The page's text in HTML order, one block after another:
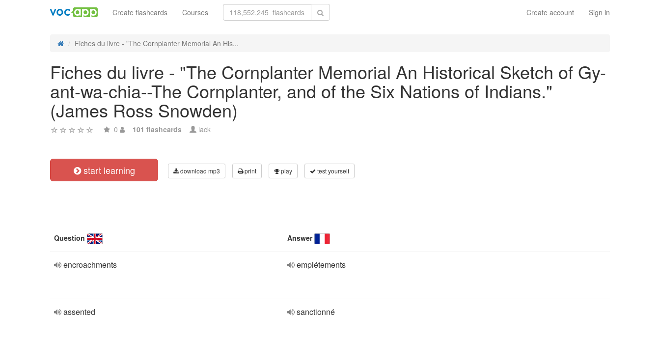
Create account Sign in
Create flashcards Courses
Fiches du livre - "The Cornplanter Memorial An His...
Fiches du livre - "The Cornplanter Memorial An Historical Sketch of Gy-
ant-wa-chia--The Cornplanter, and of the Six Nations of Indians."
(James Ross Snowden)
0 101 flashcards lack
start learning download mp3 print play test yourself
Question Answer
encroachments empiétements
assented sanctionné